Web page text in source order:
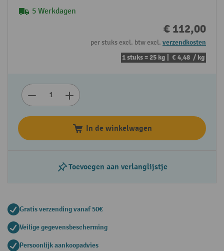
5 Werkdagen
€ 112,00
per stuks excl. btw excl. verzendkosten
1 stuks = 25 kg | € 4,48 / kg
In de winkelwagen
Toevoegen aan verlanglijstje
Gratis verzending vanaf 50€
Veilige gegevensbescherming
Persoonlijk aankoopadvies